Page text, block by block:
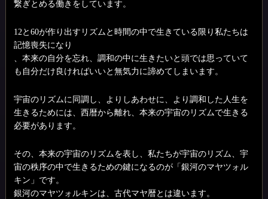
繋ぎとめる働きをしています。
12と60が作り出すリズムと時間の中で生きている限り私たちは
記憶喪失になり
、本来の自分を忘れ、調和の中に生きたいと頭では思っていて
も自分だけ良ければいいと無気力に諦めてしまいます。
宇宙のリズムに同調し、よりしあわせに、より調和した人生を
生きるためには、西暦から離れ、本来の宇宙のリズムで生きる
必要があります。
その、本来の宇宙のリズムを表し、私たちが宇宙のリズム、宇
宙の秩序の中で生きるための鍵になるのが「銀河のマヤツォル
キン」です。
銀河のマヤツォルキンは、古代マヤ暦とは違います。